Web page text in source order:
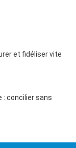
et fidéliser vite
: concilier sans